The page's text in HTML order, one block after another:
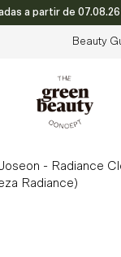
pt-
a partir de 07.08.26
Beauty
- Radiance
Radiance)